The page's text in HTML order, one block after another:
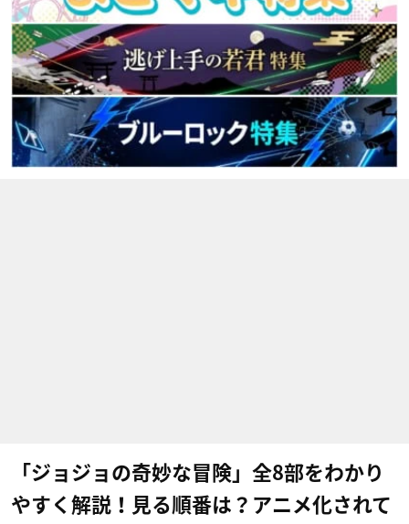
「ジョジョの奇妙な冒険」全8部をわかり
やすく解説！見る順番は？アニメ化されて